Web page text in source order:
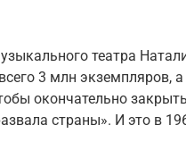
театра
3 млн экземпляров,
окончательно
страны». И это в